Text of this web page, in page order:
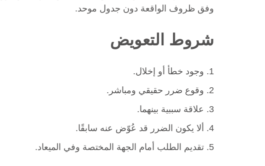
وفق ظروف الواقعة دون جدول موحد.
شروط التعويض
وجود خطأ أو إخلال.
وقوع ضرر حقيقي ومباشر.
علاقة سببية بينهما.
ألا يكون الضرر قد عُوّض عنه سابقًا.
تقديم الطلب أمام الجهة المختصة وفي الميعاد.